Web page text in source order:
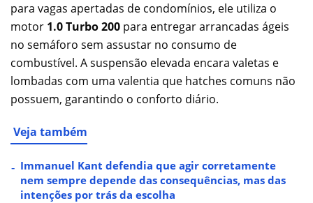
para vagas apertadas de condomínios, ele utiliza o
motor 1.0 Turbo 200 para entregar arrancadas ágeis
no semáforo sem assustar no consumo de
combustível. A suspensão elevada encara valetas e
lombadas com uma valentia que hatches comuns não
possuem, garantindo o conforto diário.
Veja também
Immanuel Kant defendia que agir corretamente
nem sempre depende das consequências, mas das
intenções por trás da escolha